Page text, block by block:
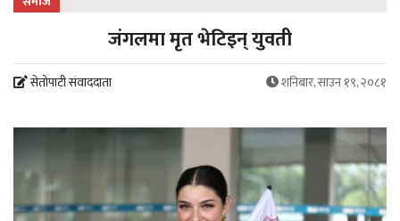
जंगलमा मृत भेटिइन् युवती
सेतोपाटी संवाददाता शनिबार, साउन १९, २०८१